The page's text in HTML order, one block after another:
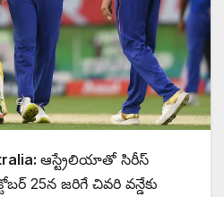
ఆస్ట్రేలియాతో సిరీస్‌
25న జరిగే చివరి వన్డేకు